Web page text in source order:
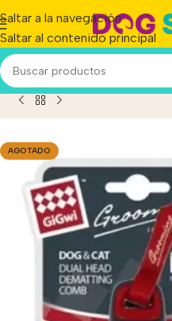
Saltar a la navegación
Saltar al contenido principal
Cardina Saca Nudos
AGOTADO